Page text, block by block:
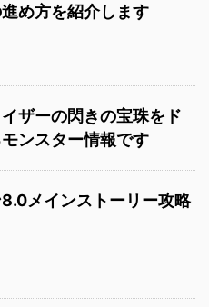
め方を紹介します
ザーの閃きの宝珠をド
ンスター情報です
メインストーリー攻略